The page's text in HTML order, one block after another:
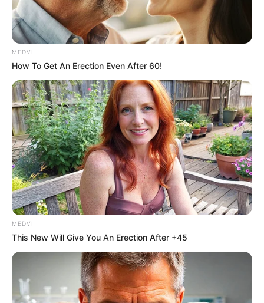
MEDVI
How To Get An Erection Even After 60!
MEDVI
This New Will Give You An Erection After +45